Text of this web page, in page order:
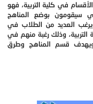
في كلية التربية، فهو
سيقومون بوضع المناهج
ويرغب العديد من الطلاب في
التربية، وذلك رغبة منهم في
ويهدف قسم المناهج وطرق